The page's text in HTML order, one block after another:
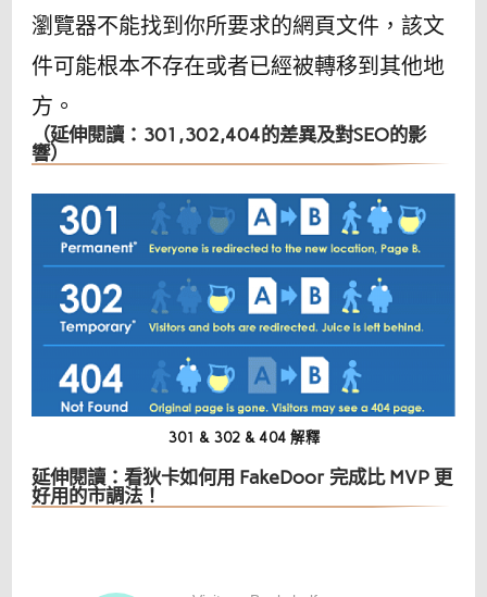
瀏覽器不能找到你所要求的網頁文件，該文
件可能根本不存在或者已經被轉移到其他地
方。
（延伸閱讀：301,302,404的差異及對SEO的影
響）
301 & 302 & 404 解釋
延伸閱讀：看狄卡如何用 FakeDoor 完成比 MVP 更
好用的市調法！